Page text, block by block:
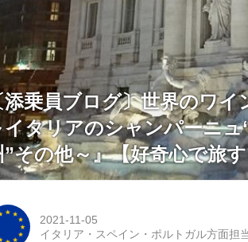
添乗員ブログ〕世界のワ
イタリアのシャンパーニ
”その他～』【好奇心で旅
2021-11-05
イタリア・スペイン・ポルトガル方面担